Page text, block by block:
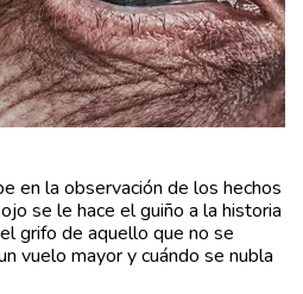
en la observación de los hechos
se le hace el guiño a la historia
grifo de aquello que no se
vuelo mayor y cuándo se nubla